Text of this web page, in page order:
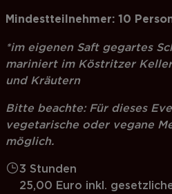
Mindestteilnehmer: 10
*im eigenen Saft gegartes
mariniert im Köstritzer
und Kräutern
Bitte beachte: Für dieses
vegetarische oder vegane
möglich.
3 Stunden
25,00 Euro inkl.